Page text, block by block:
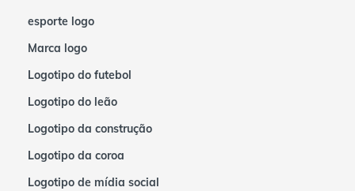
esporte logo
Marca logo
Logotipo do futebol
Logotipo do leão
Logotipo da construção
Logotipo da coroa
Logotipo de mídia social